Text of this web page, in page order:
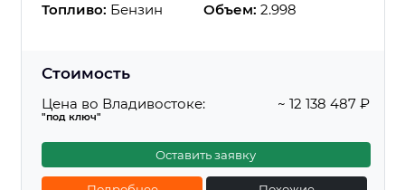
Топливо: Бензин Объем: 2.998
Стоимость
Цена во Владивостоке:
"под ключ"
~ 12 138 487 ₽
Оставить заявку